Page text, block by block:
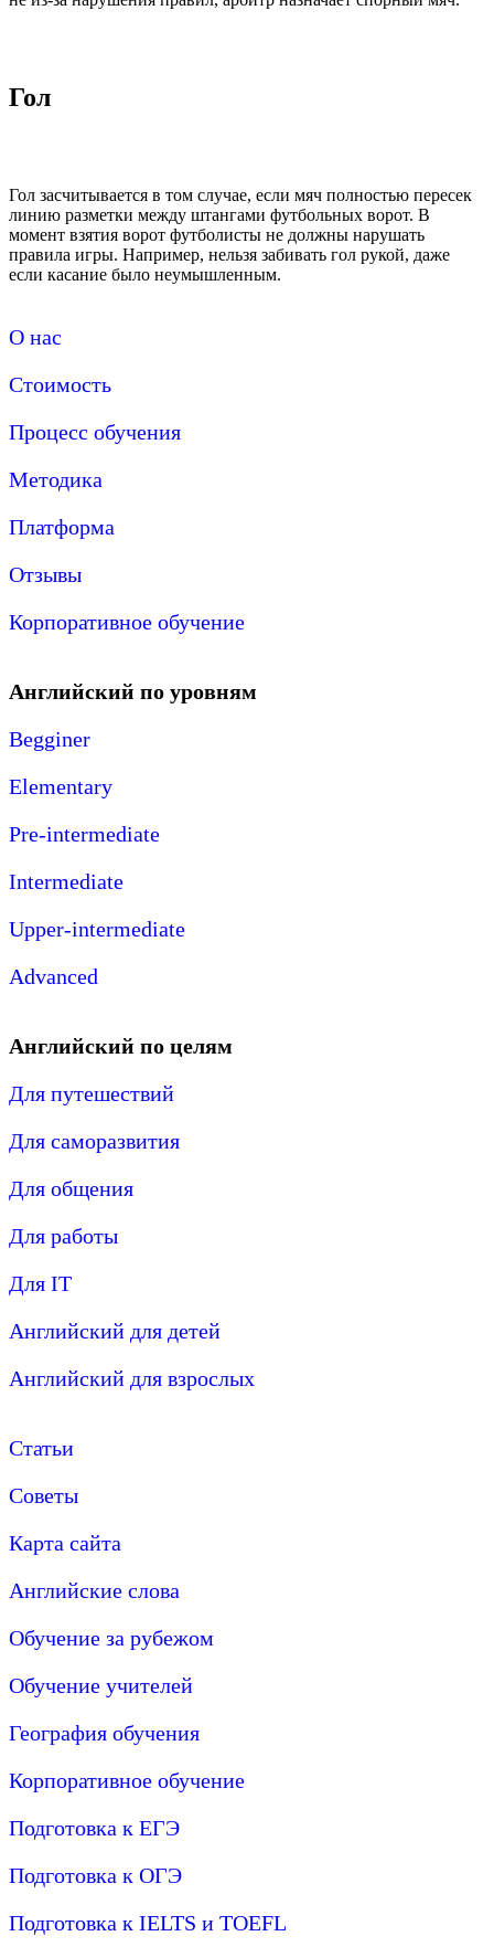
Гол
Гол засчитывается в том случае, если мяч полностью пересек
линию разметки между штангами футбольных ворот. В
момент взятия ворот футболисты не должны нарушать
правила игры. Например, нельзя забивать гол рукой, даже
если касание было неумышленным.
О нас
Стоимость
Процесс обучения
Методика
Платформа
Отзывы
Корпоративное обучение
Английский по уровням
Begginer
Elementary
Pre-intermediate
Intermediate
Upper-intermediate
Advanced
Английский по целям
Для путешествий
Для саморазвития
Для общения
Для работы
Для IT
Английский для детей
Английский для взрослых
Статьи
Советы
Карта сайта
Английские слова
Обучение за рубежом
Обучение учителей
География обучения
Корпоративное обучение
Подготовка к ЕГЭ
Подготовка к ОГЭ
Подготовка к IELTS и TOEFL